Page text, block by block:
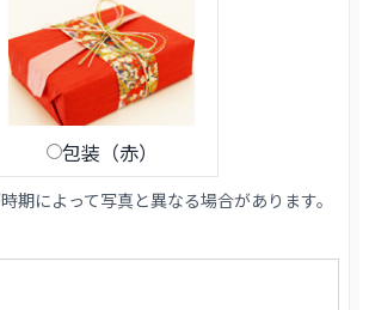
包装（赤）
期によって写真と異なる場合があります。